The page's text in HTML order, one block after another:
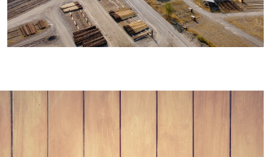
L'importance du
dépoussiérage dans
l'industrie du travail du
bois